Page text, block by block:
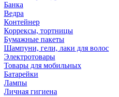
Банка
Ведра
Контейнер
Коррексы, тортницы
Бумажные пакеты
Шампуни, гели, лаки для волос
Электротовары
Товары для мобильных
Батарейки
Лампы
Личная гигиена